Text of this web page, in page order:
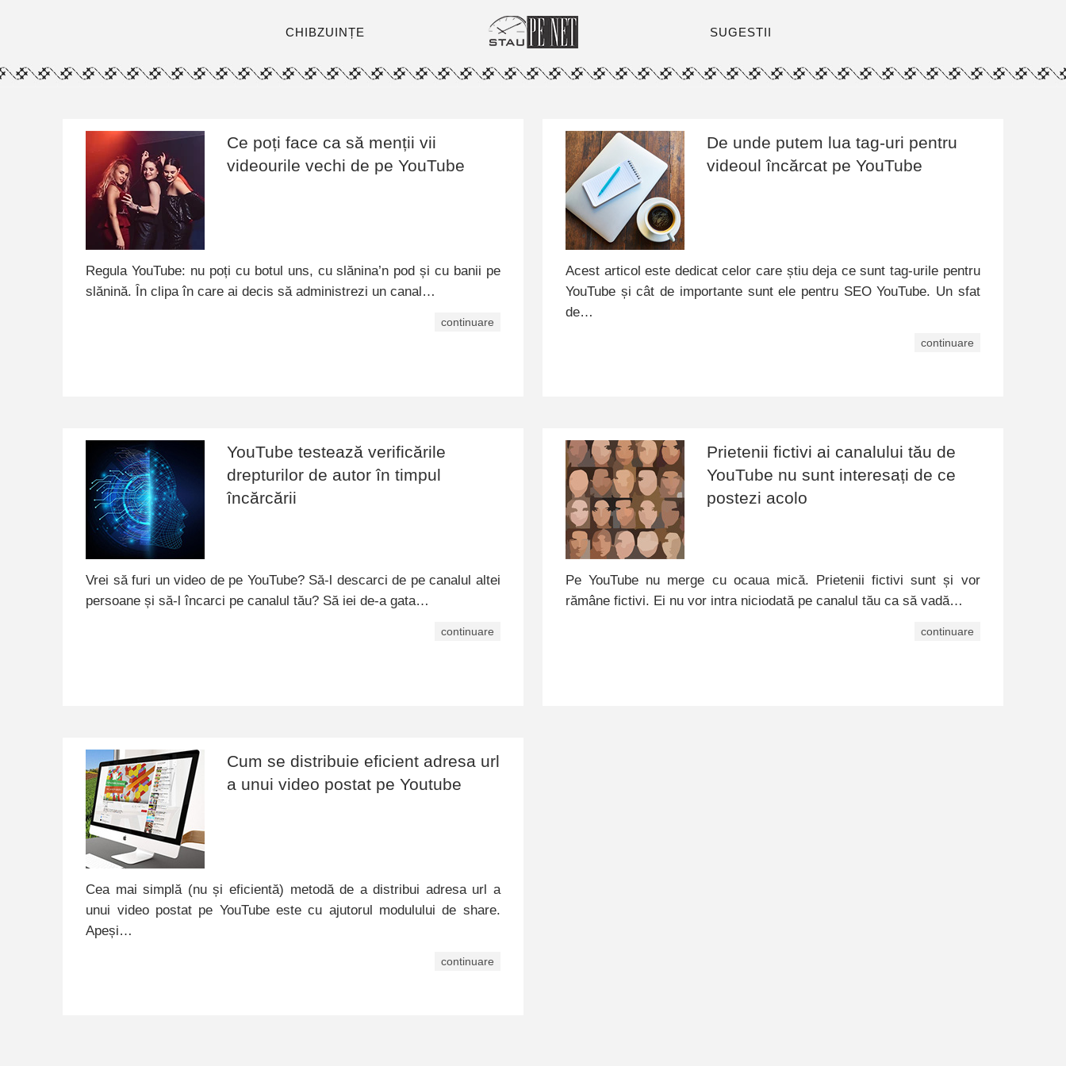
CHIBZUINȚE SUGESTII
Ce poți face ca să menții vii
videourile vechi de pe YouTube
Regula YouTube: nu poți cu botul uns, cu slănina’n pod și cu banii pe
slănină. În clipa în care ai decis să administrezi un canal…
continuare
De unde putem lua tag-uri pentru
videoul încărcat pe YouTube
Acest articol este dedicat celor care știu deja ce sunt tag-urile pentru
YouTube și cât de importante sunt ele pentru SEO YouTube. Un sfat
de…
continuare
YouTube testează verificările
drepturilor de autor în timpul
încărcării
Vrei să furi un video de pe YouTube? Să-l descarci de pe canalul altei
persoane și să-l încarci pe canalul tău? Să iei de-a gata…
continuare
Prietenii fictivi ai canalului tău de
YouTube nu sunt interesați de ce
postezi acolo
Pe YouTube nu merge cu ocaua mică. Prietenii fictivi sunt și vor
rămâne fictivi. Ei nu vor intra niciodată pe canalul tău ca să vadă…
continuare
Cum se distribuie eficient adresa url
a unui video postat pe Youtube
Cea mai simplă (nu și eficientă) metodă de a distribui adresa url a
unui video postat pe YouTube este cu ajutorul modulului de share.
Apeși…
continuare